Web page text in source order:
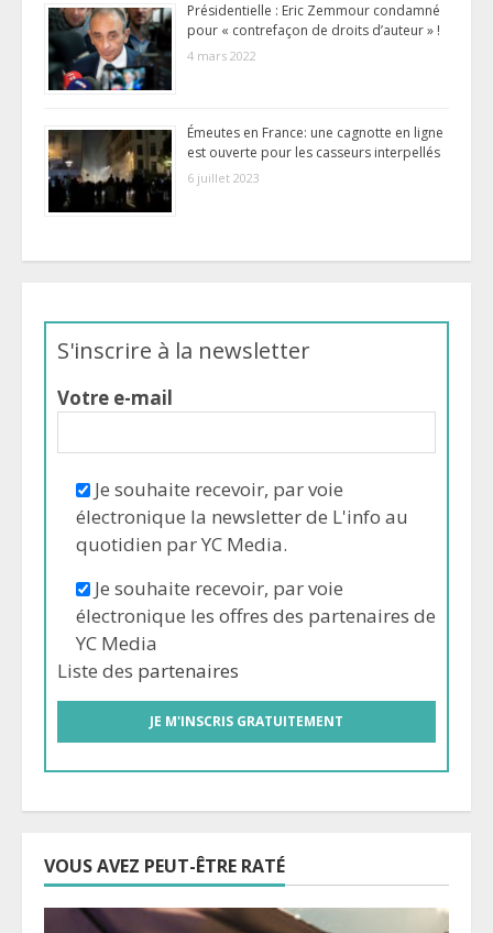
Présidentielle : Eric Zemmour condamné
pour « contrefaçon de droits d’auteur » !
4 mars 2022
Émeutes en France: une cagnotte en ligne
est ouverte pour les casseurs interpellés
6 juillet 2023
S'inscrire à la newsletter
Votre e-mail
Je souhaite recevoir, par voie
électronique la newsletter de L'info au
quotidien par YC Media.
Je souhaite recevoir, par voie
électronique les offres des partenaires de
YC Media
Liste des partenaires
VOUS AVEZ PEUT-ÊTRE RATÉ